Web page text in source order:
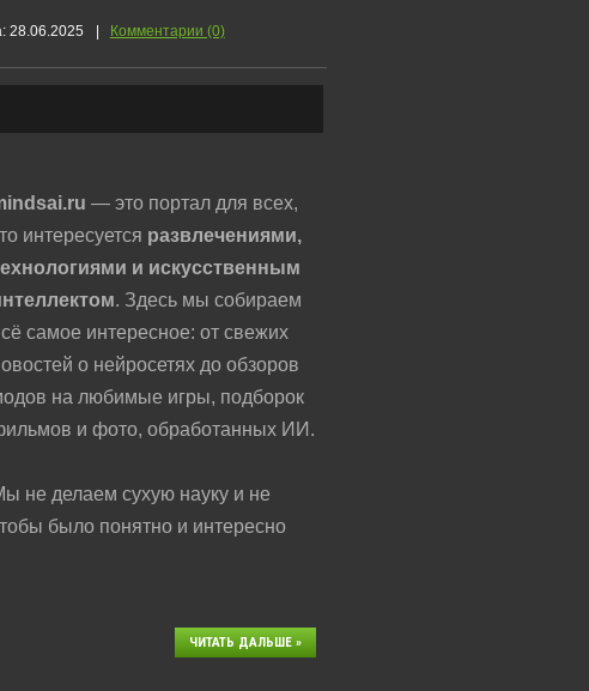
28.06.2025 | Комментарии (0)
— это портал для всех,
интересуется развлечениями,
и искусственным
. Здесь мы собираем
самое интересное: от свежих
о нейросетях до обзоров
на любимые игры, подборок
и фото, обработанных ИИ.
не делаем сухую науку и не
было понятно и интересно
ЧИТАТЬ ДАЛЬШЕ »